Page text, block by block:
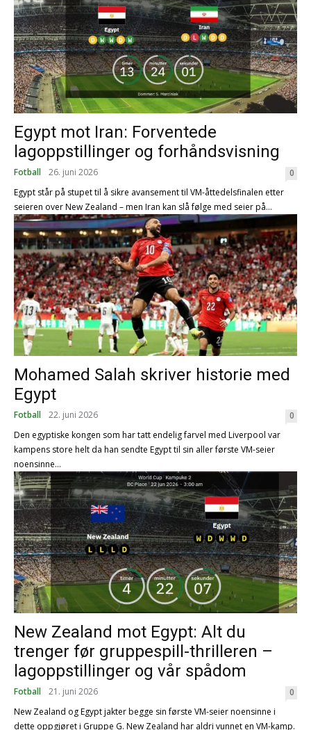
Egypt mot Iran: Forventede
lagoppstillinger og forhåndsvisning
Fotball 26. juni 2026
0
Egypt står på stupet til å sikre avansement til VM-åttedelsfinalen etter
seieren over New Zealand – men Iran kan slå følge med seier på...
Mohamed Salah skriver historie med
Egypt
Fotball 22. juni 2026
0
Den egyptiske kongen som har tatt endelig farvel med Liverpool var
kampens store helt da han sendte Egypt til sin aller første VM-seier
noensinne...
New Zealand mot Egypt: Alt du
trenger før gruppespill-thrilleren –
lagoppstillinger og vår spådom
Fotball 21. juni 2026
0
New Zealand og Egypt jakter begge sin første VM-seier noensinne i
dette oppgjøret i Gruppe G. New Zealand har aldri vunnet en VM-kamp.